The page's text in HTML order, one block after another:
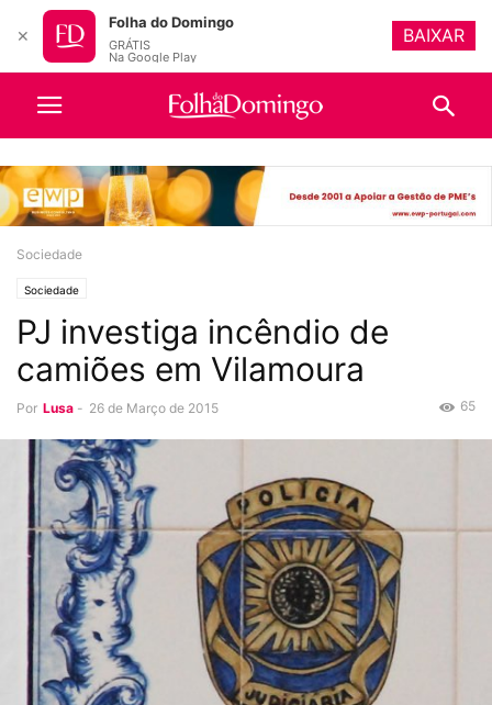
Sociedade
Sociedade
PJ investiga incêndio de
camiões em Vilamoura
Por Lusa - 26 de Março de 2015 65
✕
Folha do Domingo
GRÁTIS
Na Google Play
BAIXAR